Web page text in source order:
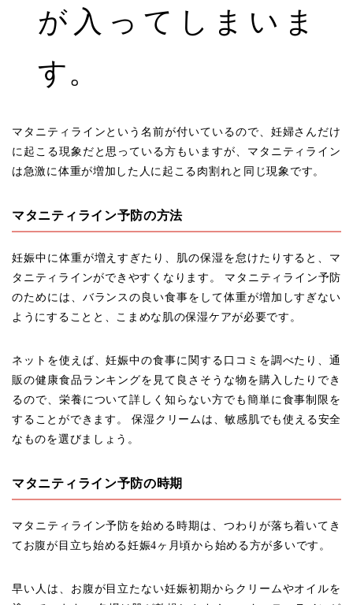
が入ってしまいま
す。
マタニティラインという名前が付いているので、妊婦さんだけ
に起こる現象だと思っている方もいますが、マタニティライン
は急激に体重が増加した人に起こる肉割れと同じ現象です。
マタニティライン予防の方法
妊娠中に体重が増えすぎたり、肌の保湿を怠けたりすると、マ
タニティラインができやすくなります。 マタニティライン予防
のためには、バランスの良い食事をして体重が増加しすぎない
ようにすることと、こまめな肌の保湿ケアが必要です。
ネットを使えば、妊娠中の食事に関する口コミを調べたり、通
販の健康食品ランキングを見て良さそうな物を購入したりでき
るので、栄養について詳しく知らない方でも簡単に食事制限を
することができます。 保湿クリームは、敏感肌でも使える安全
なものを選びましょう。
マタニティライン予防の時期
マタニティライン予防を始める時期は、つわりが落ち着いてき
てお腹が目立ち始める妊娠4ヶ月頃から始める方が多いです。
早い人は、お腹が目立たない妊娠初期からクリームやオイルを